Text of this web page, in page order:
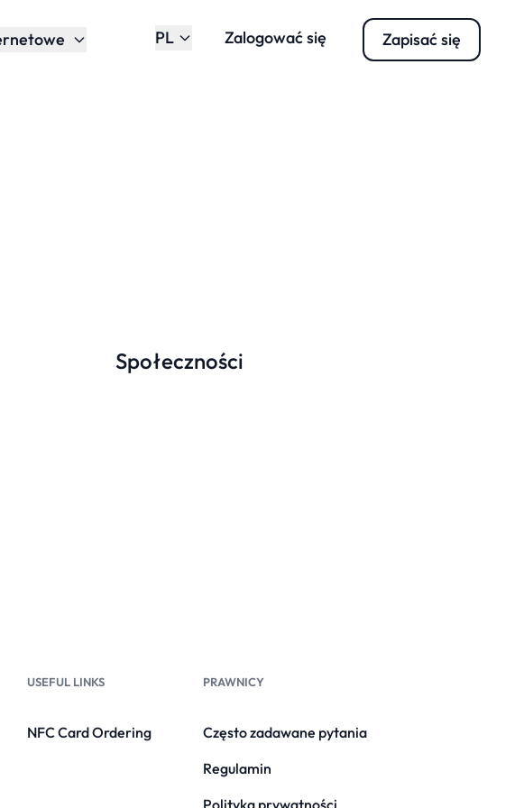
PL Zalogować się Zapisać się
Społeczności
USEFUL LINKS
NFC Card Ordering
PRAWNICY
Często zadawane pytania
Regulamin
Polityka prywatności